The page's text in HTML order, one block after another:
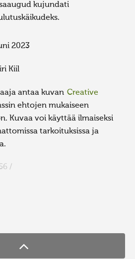
kujundati
2023
Kiil
antaa kuvan Creative
ehtojen mukaiseen
Kuvaa voi käyttää ilmaiseksi
tarkoituksissa ja
/